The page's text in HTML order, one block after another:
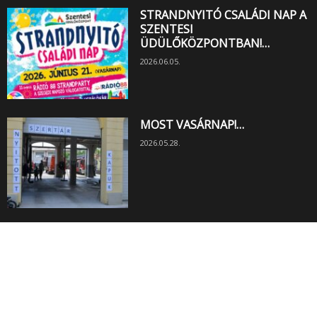
STRANDNYITÓ CSALÁDI NAP A
SZENTESI
ÜDÜLŐKÖZPONTBAN!…
2026.06.05.
MOST VASÁRNAP!…
2026.05.28.